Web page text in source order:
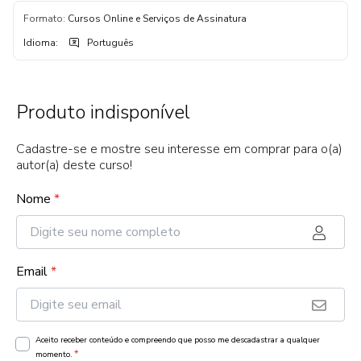
Formato: Cursos Online e Serviços de Assinatura
Idioma: Português
Produto indisponível
Cadastre-se e mostre seu interesse em comprar para o(a)
autor(a) deste curso!
Nome *
Email*
Aceito receber conteúdo e compreendo que posso me descadastrar a qualquer
momento. *